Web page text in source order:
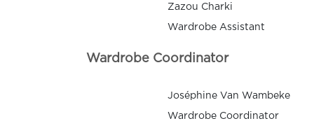
Zazou Charki
Wardrobe Assistant
Wardrobe Coordinator
Joséphine Van Wambeke
Wardrobe Coordinator